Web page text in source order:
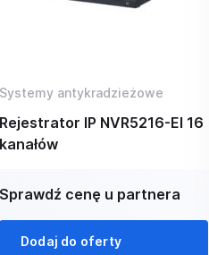
Systemy antykradzieżowe
Rejestrator IP NVR5216-EI 16
kanałów
Sprawdź cenę u partnera
Dodaj do oferty